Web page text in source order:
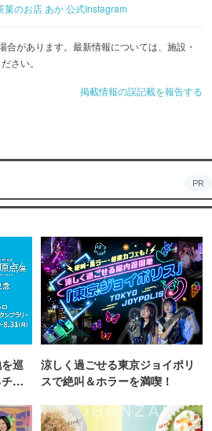
菓のお店 あか 公式Instagram
があります。最新情報については、施設・
さい。
掲載情報の誤記載を報告する
PR
巡
ャ
涼しく過ごせる東京ジョイポリ
スで絶叫＆ホラーを満喫！